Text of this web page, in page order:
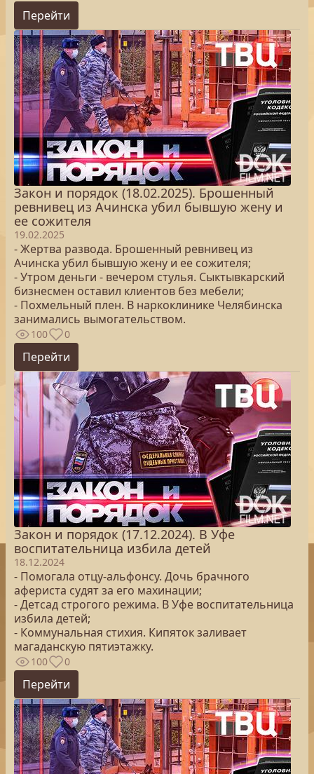
Перейти
Закон и порядок (18.02.2025). Брошенный
ревнивец из Ачинска убил бывшую жену и
ее сожителя
19.02.2025
- Жертва развода. Брошенный ревнивец из
Ачинска убил бывшую жену и ее сожителя;
- Утром деньги - вечером стулья. Сыктывкарский
бизнесмен оставил клиентов без мебели;
- Похмельный плен. В наркоклинике Челябинска
занимались вымогательством.
100 0
Перейти
Закон и порядок (17.12.2024). В Уфе
воспитательница избила детей
18.12.2024
- Помогала отцу-альфонсу. Дочь брачного
афериста судят за его махинации;
- Детсад строгого режима. В Уфе воспитательница
избила детей;
- Коммунальная стихия. Кипяток заливает
магаданскую пятиэтажку.
100 0
Перейти